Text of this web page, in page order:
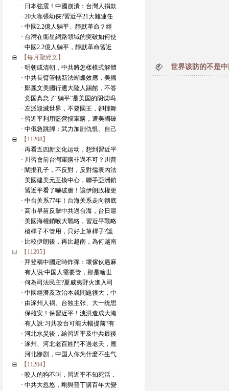
· 日本強震！中國崩潰：台灣人捐款
· 20大靠張幼俠?習近平21大難連任
· 中國2.2億人躺平、靜默革命？經
· 台灣在衛星網路領域的突破如何使
· 中國2.2億人躺平，靜默革命習近
【每月聖經文】
· 明朝或清朝，中共將怎樣模式解體
· 中共長臂管轄新法蝴蝶效應，美國
· 鄭麗文美國行遭大陸人踢館，不答
· 党国真急了“躺平”是美国的阴谋吗
· 左派毀滅世界，不要國王，卻揮舞
· 習近平利用藍營擋軍購，遭美國破
· 中俄急跳脚：武力加剧仇恨。自己
【11208】
· 再看五四新文化运动，想到習近平
· 川習會前台灣軍購非過不可？川普
· 闡揚孔子，不反對，反對儒表內法
· 美國建美元互換中心，聯手亞洲鎖
· 習近平看了嚇破膽！讓伊朗政權更
· 中台关系77年！台海关系走向彻底
· 高市早苗反擊中共過台海，台日還
· 美國海權鎖喉大戰略，習近平戰略
· 槍桿子不管用，只好上筆桿子?謊
· 比較伊朗後，再比越南，為何越南
【11205】
· 拜登稱中國定時炸彈：壞傢伙遇麻
· 有人说:中国人需要管，那是啥世
· 何為司法民主?夏威夷野火進入司
· 中國經濟及政治本就問題很大，中
· 由涿州人祸、台独主张、大一统思
· 保雄安！保習近平！洩洪造成大淹
· 有人說:习共攻台可能大幅提前?有
· 河北水災後，給習近平及中共最後
· 涿州、河北老百姓鬥不過老天，應
· 河北惨剧，中国人你为什麽不生气
【11204】
· 咬人的狗不叫，習近平不知死活，
· 中共大忽悠，剛與普丁講百年大變
世界该防的不是